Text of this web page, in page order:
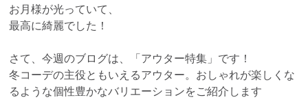
お月様が光っていて、
最高に綺麗でした！
さて、今週のブログは、「アウター特集」です！
冬コーデの主役ともいえるアウター。おしゃれが楽しくな
るような個性豊かなバリエーションをご紹介します